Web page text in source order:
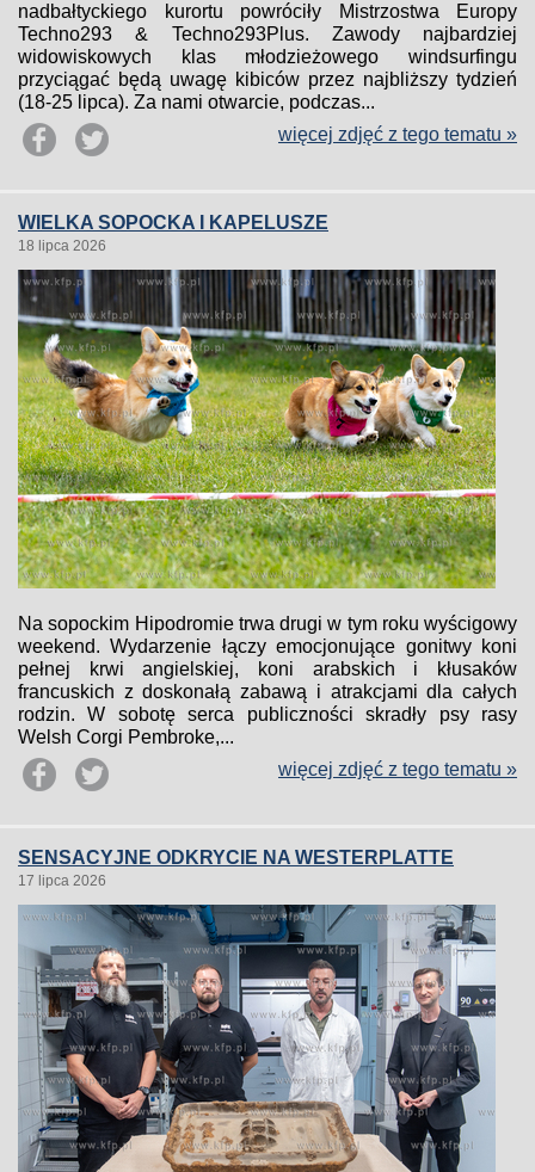
nadbałtyckiego kurortu powróciły Mistrzostwa Europy
Techno293 & Techno293Plus. Zawody najbardziej
widowiskowych klas młodzieżowego windsurfingu
przyciągać będą uwagę kibiców przez najbliższy tydzień
(18-25 lipca). Za nami otwarcie, podczas...
więcej zdjęć z tego tematu »
WIELKA SOPOCKA I KAPELUSZE
18 lipca 2026
Na sopockim Hipodromie trwa drugi w tym roku wyścigowy
weekend. Wydarzenie łączy emocjonujące gonitwy koni
pełnej krwi angielskiej, koni arabskich i kłusaków
francuskich z doskonałą zabawą i atrakcjami dla całych
rodzin. W sobotę serca publiczności skradły psy rasy
Welsh Corgi Pembroke,...
więcej zdjęć z tego tematu »
SENSACYJNE ODKRYCIE NA WESTERPLATTE
17 lipca 2026